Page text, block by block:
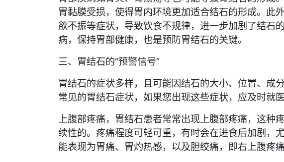
胃黏膜受损，使得胃内环境更加适合结石的形成。此
欲不振等症状，导致饮食不规律，进一步加剧了结石
病，保持胃部健康，也是预防胃结石的关键。
三、胃结石的“预警信号”
胃结石的症状多样，且可能因结石的大小、位置、成
常见的胃结石症状，如果您出现这些症状，应及时就
上腹部疼痛，胃结石患者常常出现上腹部疼痛，这种
续性的。疼痛程度可轻可重，有时会在进食后加剧，
能表现为胃痛、胃灼热感，以及胆绞痛，即右上腹疼